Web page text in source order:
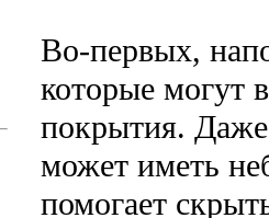
Во-первых,
которые могут
покрытия. Даже
может иметь
помогает